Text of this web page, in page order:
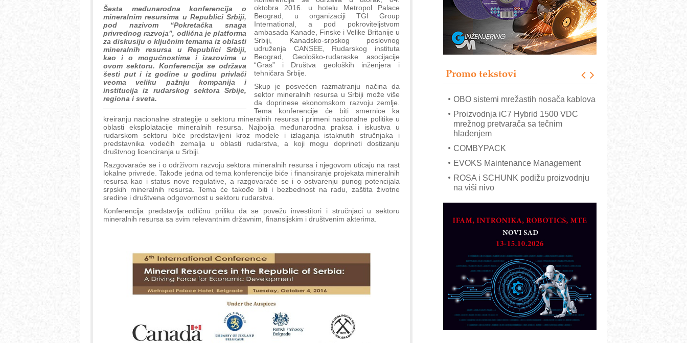
Šesta međunarodna konferencija o
mineralnim resursima u Republici Srbiji,
pod nazivom “Pokretačka snaga
privrednog razvoja”, odlična je platforma
za diskusiju o ključnim temama iz oblasti
mineralnih resursa u Republici Srbiji,
kao i o mogućnostima i izazovima u
ovom sektoru. Konferencija se održava
šesti put i iz godine u godinu privlači
veoma veliku pažnju kompanija i
institucija iz rudarskog sektora Srbije,
regiona i sveta.
oktobra 2016. u hotelu Metropol Palace
Beograd, u organizaciji TGI Group
International, a pod pokroviteljstvom
ambasada Kanade, Finske i Velike Britanije u
Srbiji, Kanadsko-srpskog poslovnog
udruženja CANSEE, Rudarskog instituta
Beograd, Geološko-rudaraske asocijacije
“Gras” i Društva geoloških inženjera i
tehničara Srbije.
Skup je posvećen razmatranju načina da
sektor mineralnih resursa u Srbiji može više
da doprinese ekonomskom razvoju zemlje.
Tema konferencije će biti smernice ka
kreiranju nacionalne strategije u sektoru mineralnih resursa i primeni nacionalne politike u
oblasti eksplolatacije mineralnih resursa. Najbolja međunarodna praksa i iskustva u
rudarskom sektoru biće predstavljeni kroz modele i izlaganja istaknutih stručnjaka i
predstavnika vodećih zemalja u oblasti rudarstva, a koji mogu doprineti dostizanju
društvnog licenciranja u Srbiji.
Razgovaraće se i o održivom razvoju sektora mineralnih resursa i njegovom uticaju na rast
lokalne privrede. Takođe jedna od tema konferencije biće i finansiranje projekata mineralnih
resursa kao i status nove regulative, a razgovaraće se i o ostvarenju punog potencijala
srpskih mineralnih resursa. Tema će takođe biti i bezbednost na radu, zaštita životne
sredine i društvena odgovornost u sektoru rudarstva.
Konferencija predstavlja odličnu priliku da se povežu investitori i stručnjaci u sektoru
mineralnih resursa sa svim relevantnim državnim, finansijskim i društvenim akterima.
Promo tekstovi
IB BLUMENAUER - više od 40 godina
poverenja u industriji
RMQ-TITAN ADVANCED INDICATOR
– Pametna signalizacija za efikasnije
Mitutoyo Crysta-Apex V PLUS: Nova
OBO sistemi mrežastih nosača kablova
Proizvodnja iC7 Hybrid 1500 VDC
mrežnog pretvarača sa tečnim
hlađenjem
COMBYPACK
EVOKS Maintenance Management
ROSA i SCHUNK podižu proizvodnju
na viši nivo
Detekcija različitih oblika
MAREX - Lim i mašine za savremena
rešenja
Marcom-plast d.o.o.- vaš pouzdan
CTO - Prilagodite svoju toplinsku
obradu!
Razvoj asortimanskog pravca MINI-
PLC AKYTEC
AUKOM: Svetski standard metrologije
dostupan u Srbiji